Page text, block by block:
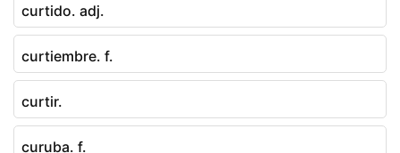
curtido. adj.
curtiembre. f.
curtir.
curuba. f.